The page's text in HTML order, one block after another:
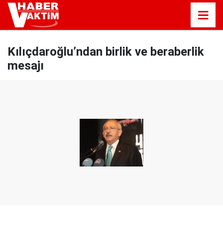
Kılıçdaroğlu’ndan birlik ve beraberlik
mesajı